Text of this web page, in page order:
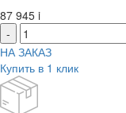
87 945 i
-
НА ЗАКАЗ
Купить в 1 клик